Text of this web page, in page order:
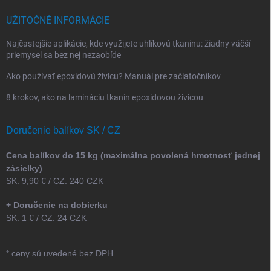
UŽITOČNÉ INFORMÁCIE
Najčastejšie aplikácie, kde využijete uhlíkovú tkaninu: žiadny väčší
priemysel sa bez nej nezaobíde
Ako používať epoxidovú živicu? Manuál pre začiatočníkov
8 krokov, ako na lamináciu tkanín epoxidovou živicou
Doručenie balíkov SK / CZ
Cena balíkov do 15 kg (maximálna povolená hmotnosť jednej
zásielky)
SK: 9,90 € / CZ: 240 CZK
+ Doručenie na dobierku
SK: 1 € / CZ: 24 CZK
* ceny sú uvedené bez DPH